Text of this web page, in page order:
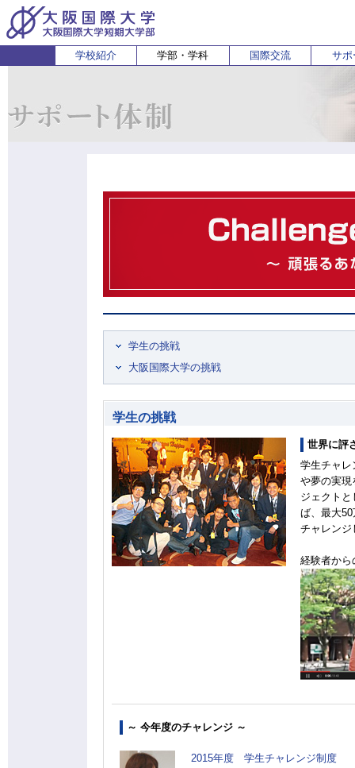
学校紹介 学部・学科
経営学科
国際交流 サポ
学生の挑戦
大阪国際大学の挑戦
学生の挑戦
世界に評
学生チャレ
や夢の実現
ジェクト
ば、最大
チャレンジ
経験者から
～ 今年度のチャレンジ ～
2015年度 学生チャレンジ制度